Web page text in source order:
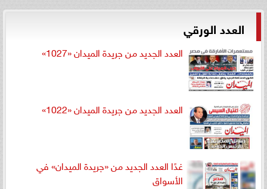
العدد الورقي
العدد الجديد من جريدة الميدان «1027»
العدد الجديد من جريدة الميدان «1022»
غدًا العدد الجديد من «جريدة الميدان» في
الأسواق